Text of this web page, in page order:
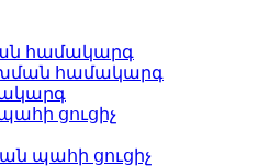
համակարգ
համակարգ
ցուցիչ
պահի ցուցիչ